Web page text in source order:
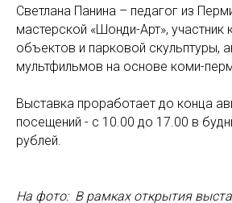
Светлана Панина – педагог из
мастерской «Шонди-Арт», участник
объектов и парковой скульптуры,
мультфильмов на основе коми-
Выставка проработает до конца
посещений - с 10.00 до 17.00 в
рублей.
На фото: В рамках открытия